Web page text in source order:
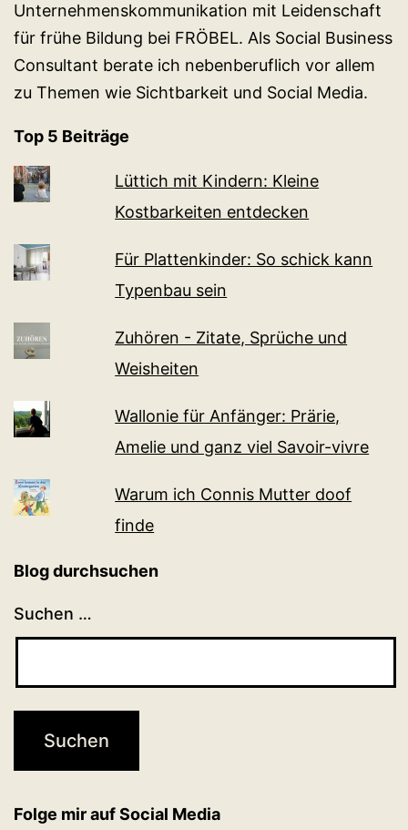
Unternehmenskommunikation mit Leidenschaft
für frühe Bildung bei FRÖBEL. Als Social Business
Consultant berate ich nebenberuflich vor allem
zu Themen wie Sichtbarkeit und Social Media.
Top 5 Beiträge
Lüttich mit Kindern: Kleine
Kostbarkeiten entdecken
Für Plattenkinder: So schick kann
Typenbau sein
Zuhören - Zitate, Sprüche und
Weisheiten
Wallonie für Anfänger: Prärie,
Amelie und ganz viel Sa­voir-vi­v­re
Warum ich Connis Mutter doof
finde
Blog durchsuchen
Suchen …
Folge mir auf Social Media